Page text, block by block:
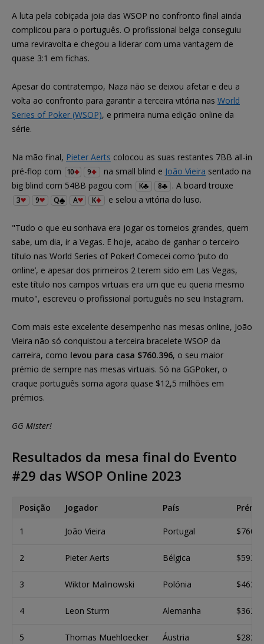
A luta pela cobiçada joia das WSOP no confronto final ainda
complicou para o português. O profissional belga conseguiu
uma reviravolta e chegou a liderar com uma vantagem de
quase 3:1 em fichas.
Apesar do contratempo, Naza não se deixou afetar e deu a
volta ao confronto para garantir a terceira vitória nas World
Series of Poker (WSOP), e primeira numa edição online da
série.
Na mão final, Pieter Aerts colocou as suas restantes 7BB all-in
pré-flop com
10 9 na small blind e João Vieira sentado na
big blind com 54BB pagou com
K 8 . A board trouxe
3 9 Q A K e selou a vitória do luso.
"Tudo o que eu sonhava era jogar os torneios grandes, quem
sabe, um dia, ir a Vegas. E hoje, acabo de ganhar o terceiro
título nas World Series of Poker! Comecei como ‘puto do
online’, e apesar dos primeiros 2 terem sido em Las Vegas,
este título nos campos virtuais era um que eu queria mesmo
muito", escreveu o profissional português no seu Instagram.
Com mais este excelente desempenho nas mesas online, João
Vieira não só conquistou a terceira bracelete WSOP da
carreira, como levou para casa $760.396, o seu maior
prémio de sempre nas mesas virtuais. Só na GGPoker, o
craque português soma agora quase $12,5 milhões em
prémios.
GG Mister!
Resultados da mesa final do Evento
#29 das WSOP Online 2023
Posição Jogador País
1 João Vieira Portugal
2 Pieter Aerts Bélgica
3 Wiktor Malinowski Polónia
4 Leon Sturm Alemanha
5 Thomas Muehloecker Áustria